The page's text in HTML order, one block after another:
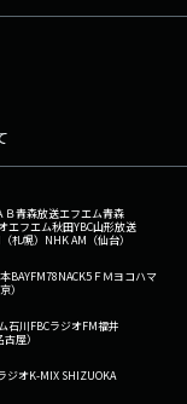
Ｂ青森放送エフエム青森
エフエム秋田YBC山形放送
札幌） NHK AM（仙台）
BAYFM78NACK5 ＦＭヨコハマ
）
石川FBCラジオFM福井
屋）
ジオK-MIX SHIZUOKA